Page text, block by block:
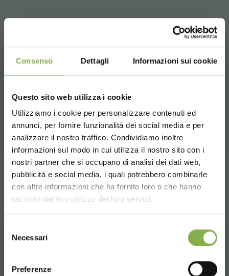
Consenso Dettagli Informazioni sui cookie
Questo sito web utilizza i cookie
Utilizziamo i cookie per personalizzare contenuti ed
annunci, per fornire funzionalità dei social media e per
analizzare il nostro traffico. Condividiamo inoltre
informazioni sul modo in cui utilizza il nostro sito con i
nostri partner che si occupano di analisi dei dati web,
pubblicità e social media, i quali potrebbero combinarle
con altre informazioni che ha fornito loro o che hanno
raccolto dal suo utilizzo dei loro servizi.
delNecessari
Preferenze
Una selección de los mejores productos a la
venta en orlandelli.it
compartir
Choose the country you are in and your
language for a better browsing experience
DESCARGAR
FICHA TÉCNICA
para descargar la ficha